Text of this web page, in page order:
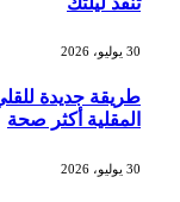
30 يوليو، 2026
طريقة جديدة
المقلية أكثر صحة
30 يوليو، 2026